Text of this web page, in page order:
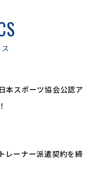
本スポーツ協会公認ア
レーナー派遣契約を締